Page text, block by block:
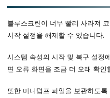
블루스크린이 너무 빨리 사라져
시작 설정을 해제할 수 있습니다.
시스템 속성의 시작 및 복구 설정
면 오류 화면을 조금 더 오래 확인
또한 미니덤프 파일을 보관하도